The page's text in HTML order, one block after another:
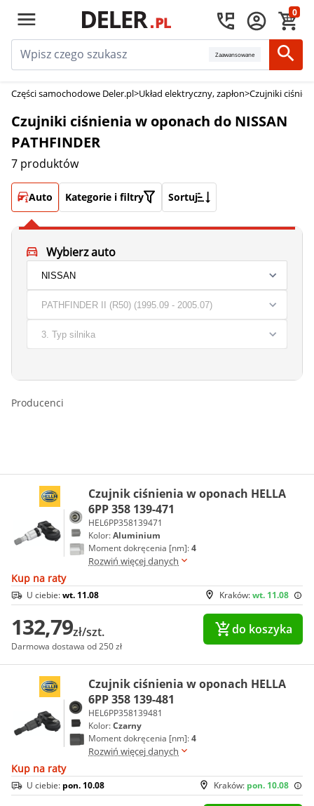
0
Zaawansowane
Części samochodowe Deler.pl>Układ elektryczny, zapłon>Czujniki
Czujniki ciśnienia w oponach do NISSAN
PATHFINDER
7 produktów
Auto Kategorie i filtry Sortuj
Wybierz auto
Producenci
Czujnik ciśnienia w oponach HELLA
6PP 358 139-471
HEL6PP358139471
Kolor:Aluminium
Moment dokręcenia [nm]:4
Rozwiń więcej danych
Kup na raty
Kraków:wt. 11.08
U ciebie:wt. 11.08
132,79zł/szt.
Darmowa dostawa od 250 zł
do koszyka
Czujnik ciśnienia w oponach HELLA
6PP 358 139-481
HEL6PP358139481
Kolor:Czarny
Moment dokręcenia [nm]:4
Rozwiń więcej danych
Kup na raty
Kraków: pon. 10.08
U ciebie: pon. 10.08